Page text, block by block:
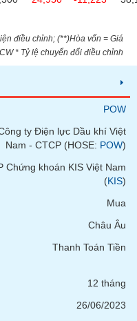
điều chỉnh; (**)Hòa vốn = Giá
* Tỷ lệ chuyển đổi điều chỉnh
POW
ty Điện lực Dầu khí Việt
Nam - CTCP (HOSE: POW)
Chứng khoán KIS Việt Nam
(KIS)
Mua
Châu Âu
Thanh Toán Tiền
12 tháng
26/06/2023